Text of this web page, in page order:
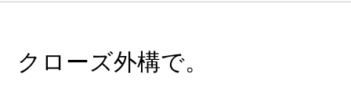
クローズ外構で。